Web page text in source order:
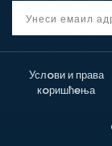
Услoви и права
кoришћeња